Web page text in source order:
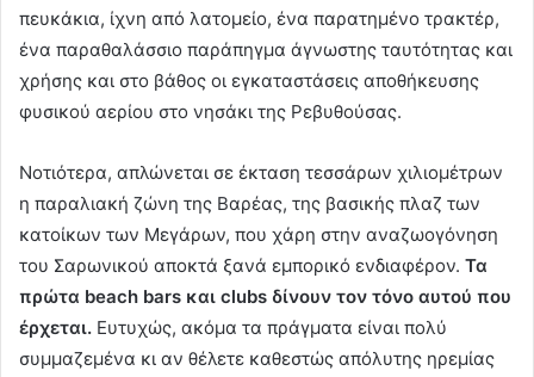
πευκάκια, ίχνη από λατομείο, ένα παρατημένο τρακτέρ,
ένα παραθαλάσσιο παράπηγμα άγνωστης ταυτότητας και
χρήσης και στο βάθος οι εγκαταστάσεις αποθήκευσης
φυσικού αερίου στο νησάκι της Ρεβυθούσας.
Νοτιότερα, απλώνεται σε έκταση τεσσάρων χιλιομέτρων
η παραλιακή ζώνη της Βαρέας, της βασικής πλαζ των
κατοίκων των Μεγάρων, που χάρη στην αναζωογόνηση
του Σαρωνικού αποκτά ξανά εμπορικό ενδιαφέρον. Τα
πρώτα beach bars και clubs δίνουν τον τόνο αυτού που
έρχεται. Ευτυχώς, ακόμα τα πράγματα είναι πολύ
συμμαζεμένα κι αν θέλετε καθεστώς απόλυτης ηρεμίας